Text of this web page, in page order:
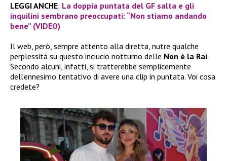
LEGGI ANCHE: La doppia puntata del GF salta e gli
inquilini sembrano preoccupati: “Non stiamo andando
bene” (VIDEO)
Il web, però, sempre attento alla diretta, nutre qualche
perplessità su questo inciucio notturno delle Non è la Rai.
Secondo alcuni, infatti, si tratterebbe semplicemente
dell’ennesimo tentativo di avere una clip in puntata. Voi cosa
credete?